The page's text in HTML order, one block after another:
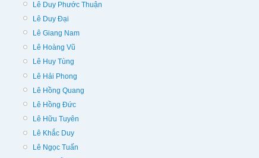
Lê Duy Phước Thuận
Lê Duy Đại
Lê Giang Nam
Lê Hoàng Vũ
Lê Huy Tùng
Lê Hải Phong
Lê Hồng Quang
Lê Hồng Đức
Lê Hữu Tuyên
Lê Khắc Duy
Lê Ngọc Tuấn